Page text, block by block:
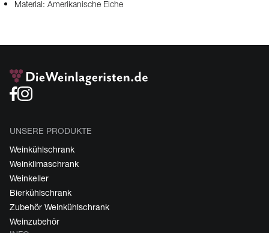
Material: Amerikanische Eiche
UNSERE PRODUKTE
Weinkühlschrank
Weinklimaschrank
Weinkeller
Bierkühlschrank
Zubehör Weinkühlschrank
Weinzubehör